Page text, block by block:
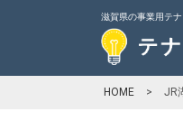
滋賀県の事業用テ
HOME > JR